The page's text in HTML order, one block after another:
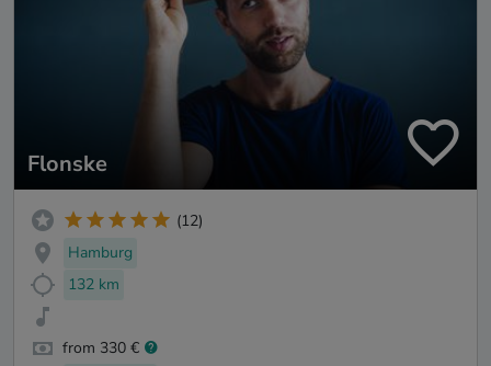
Flonske
(12)
Hamburg
132 km
from 330 €